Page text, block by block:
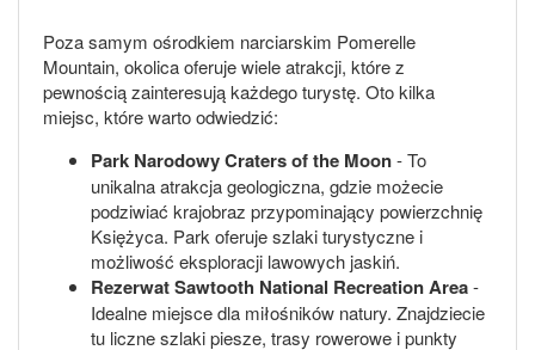
Poza samym ośrodkiem narciarskim Pomerelle
Mountain, okolica oferuje wiele atrakcji, które z
pewnością zainteresują każdego turystę. Oto kilka
miejsc, które warto odwiedzić:
Park Narodowy Craters of the Moon- To
unikalna atrakcja geologiczna, gdzie możecie
podziwiać krajobraz przypominający powierzchnię
Księżyca. Park oferuje szlaki turystyczne i
możliwość eksploracji lawowych jaskiń.
Rezerwat Sawtooth National Recreation Area-
Idealne miejsce dla miłośników natury. Znajdziecie
tu liczne szlaki piesze, trasy rowerowe i punkty